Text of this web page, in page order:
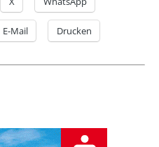
E-Mail Drucken